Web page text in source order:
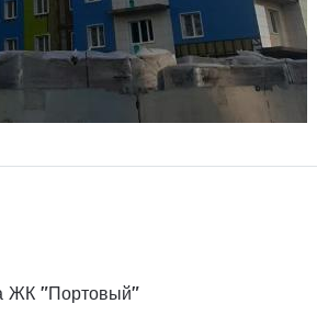
ЖК "Портовый"